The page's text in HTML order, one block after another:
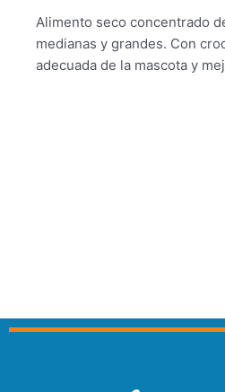
Alimento seco concentrado
medianas y grandes. Con
adecuada de la mascota y